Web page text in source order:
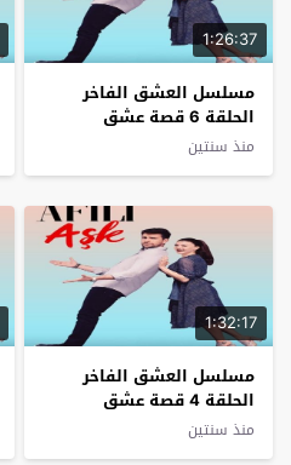
1:26:37
مسلسل العشق الفاخر
الحلقة 6 قصة عشق
منذ سنتين
1:32:17
مسلسل العشق الفاخر
الحلقة 4 قصة عشق
منذ سنتين